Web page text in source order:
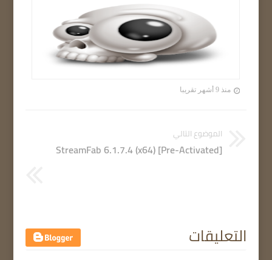
منذ 9 أشهر تقريبا
الموضوع التالي
StreamFab 6.1.7.4 (x64) [Pre-Activated]
التعليقات